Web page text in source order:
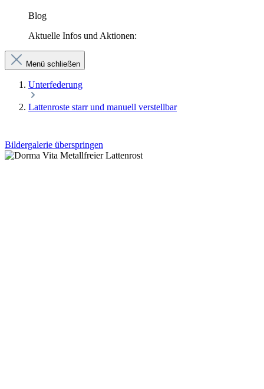
Blog
Aktuelle Infos und Aktionen:
Menü schließen
Unterfederung
Lattenroste starr und manuell verstellbar
Bildergalerie überspringen